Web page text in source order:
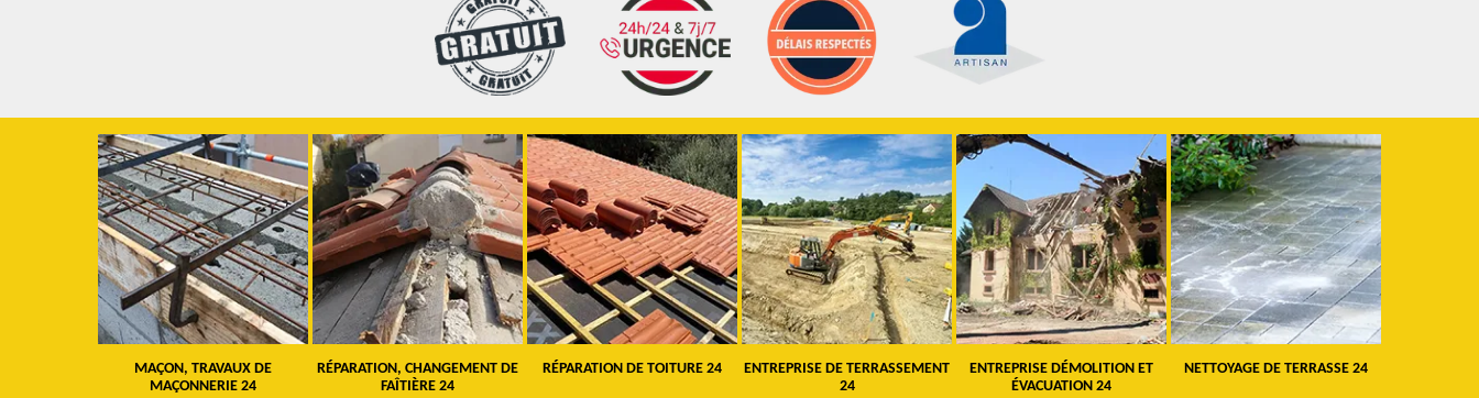
MAÇON, TRAVAUX DE
MAÇONNERIE 24
RÉPARATION, CHANGEMENT DE
FAÎTIÈRE 24
RÉPARATION DE TOITURE 24
ENTREPRISE DE TERRASSEMENT
24
ENTREPRISE DÉMOLITION ET
ÉVACUATION 24
NETTOYAGE DE TERRASSE 24